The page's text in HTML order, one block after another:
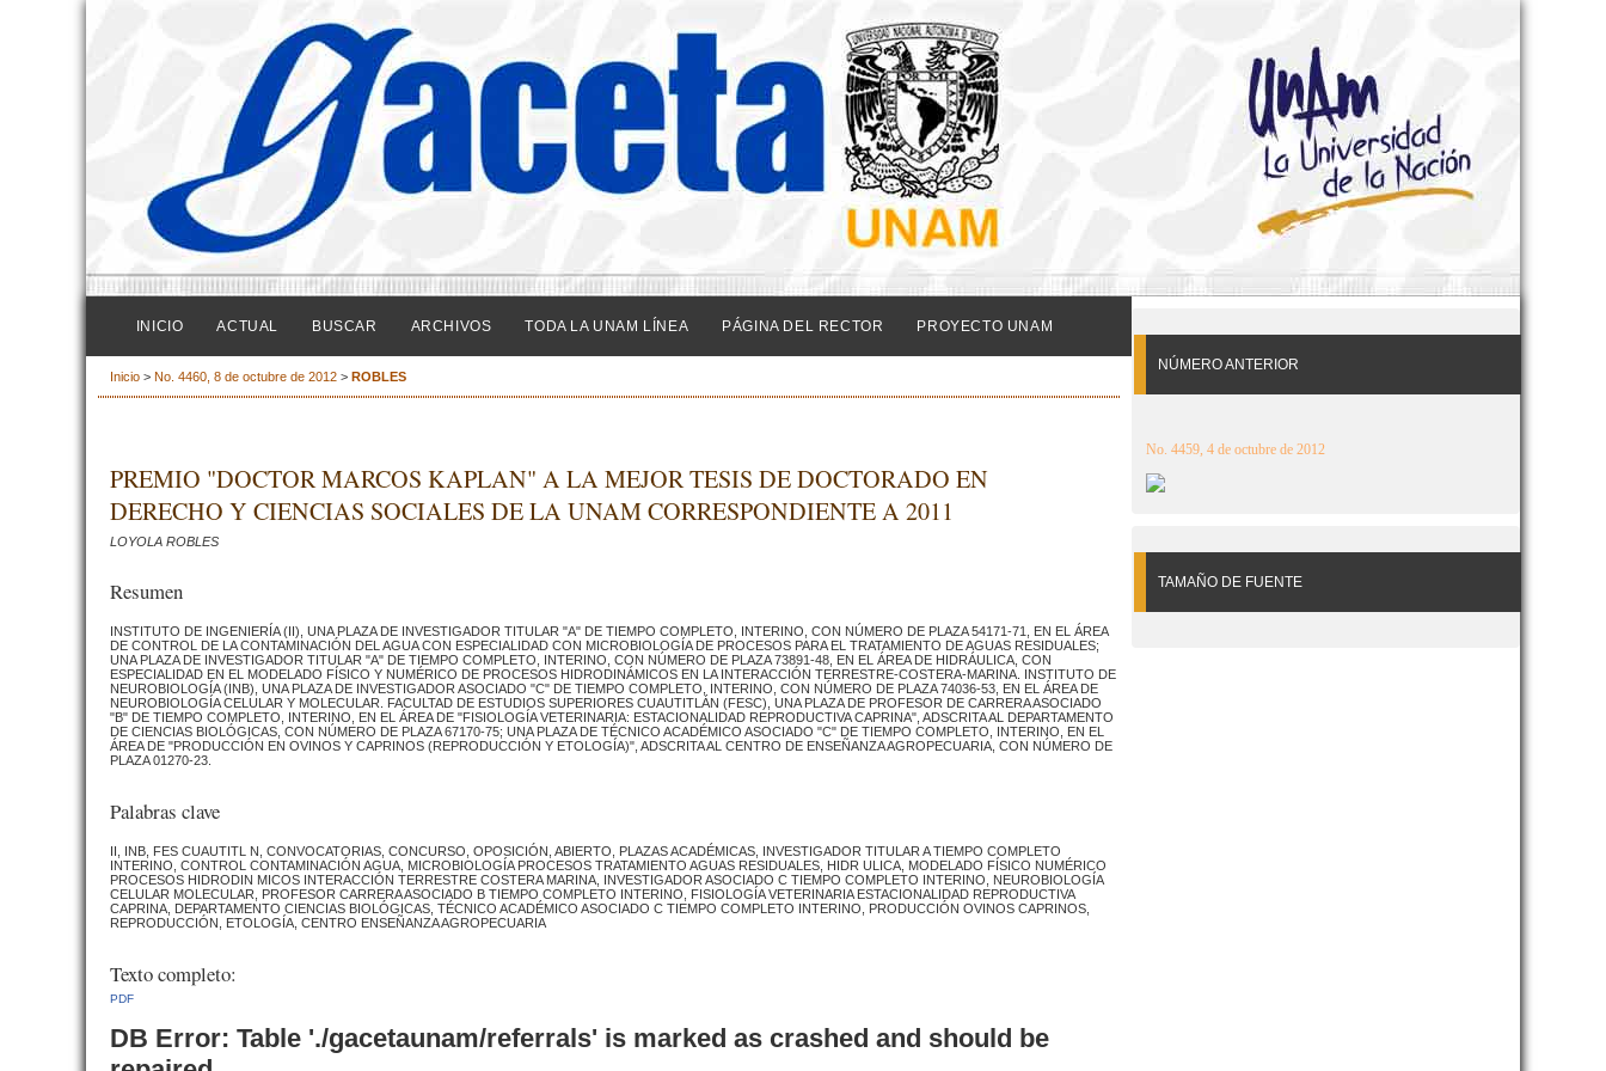
NÚMERO ANTERIOR
No. 4459, 4 de octubre de 2012
TAMAÑO DE FUENTE
INICIO ACTUAL BUSCAR ARCHIVOS TODA LA UNAM LÍNEA PÁGINA DEL RECTOR PROYECTO UNAM
Inicio > No. 4460, 8 de octubre de 2012 > ROBLES
PREMIO "DOCTOR MARCOS KAPLAN" A LA MEJOR TESIS DE DOCTORADO EN
DERECHO Y CIENCIAS SOCIALES DE LA UNAM CORRESPONDIENTE A 2011
LOYOLA ROBLES
Resumen
INSTITUTO DE INGENIERÍA (II), UNA PLAZA DE INVESTIGADOR TITULAR "A" DE TIEMPO COMPLETO, INTERINO, CON NÚMERO DE PLAZA 54171-71, EN EL ÁREA
DE CONTROL DE LA CONTAMINACIÓN DEL AGUA CON ESPECIALIDAD CON MICROBIOLOGÍA DE PROCESOS PARA EL TRATAMIENTO DE AGUAS RESIDUALES;
UNA PLAZA DE INVESTIGADOR TITULAR "A" DE TIEMPO COMPLETO, INTERINO, CON NÚMERO DE PLAZA 73891-48, EN EL ÁREA DE HIDRÁULICA, CON
ESPECIALIDAD EN EL MODELADO FÍSICO Y NUMÉRICO DE PROCESOS HIDRODINÁMICOS EN LA INTERACCIÓN TERRESTRE-COSTERA-MARINA. INSTITUTO DE
NEUROBIOLOGÍA (INB), UNA PLAZA DE INVESTIGADOR ASOCIADO "C" DE TIEMPO COMPLETO, INTERINO, CON NÚMERO DE PLAZA 74036-53, EN EL ÁREA DE
NEUROBIOLOGÍA CELULAR Y MOLECULAR. FACULTAD DE ESTUDIOS SUPERIORES CUAUTITLÁN (FESC), UNA PLAZA DE PROFESOR DE CARRERA ASOCIADO
"B" DE TIEMPO COMPLETO, INTERINO, EN EL ÁREA DE "FISIOLOGÍA VETERINARIA: ESTACIONALIDAD REPRODUCTIVA CAPRINA", ADSCRITA AL DEPARTAMENTO
DE CIENCIAS BIOLÓGICAS, CON NÚMERO DE PLAZA 67170-75; UNA PLAZA DE TÉCNICO ACADÉMICO ASOCIADO "C" DE TIEMPO COMPLETO, INTERINO, EN EL
ÁREA DE "PRODUCCIÓN EN OVINOS Y CAPRINOS (REPRODUCCIÓN Y ETOLOGÍA)", ADSCRITA AL CENTRO DE ENSEÑANZA AGROPECUARIA, CON NÚMERO DE
PLAZA 01270-23.
Palabras clave
II, INB, FES CUAUTITL N, CONVOCATORIAS, CONCURSO, OPOSICIÓN, ABIERTO, PLAZAS ACADÉMICAS, INVESTIGADOR TITULAR A TIEMPO COMPLETO
INTERINO, CONTROL CONTAMINACIÓN AGUA, MICROBIOLOGÍA PROCESOS TRATAMIENTO AGUAS RESIDUALES, HIDR ULICA, MODELADO FÍSICO NUMÉRICO
PROCESOS HIDRODIN MICOS INTERACCIÓN TERRESTRE COSTERA MARINA, INVESTIGADOR ASOCIADO C TIEMPO COMPLETO INTERINO, NEUROBIOLOGÍA
CELULAR MOLECULAR, PROFESOR CARRERA ASOCIADO B TIEMPO COMPLETO INTERINO, FISIOLOGÍA VETERINARIA ESTACIONALIDAD REPRODUCTIVA
CAPRINA, DEPARTAMENTO CIENCIAS BIOLÓGICAS, TÉCNICO ACADÉMICO ASOCIADO C TIEMPO COMPLETO INTERINO, PRODUCCIÓN OVINOS CAPRINOS,
REPRODUCCIÓN, ETOLOGÍA, CENTRO ENSEÑANZA AGROPECUARIA
Texto completo:
PDF
DB Error: Table './gacetaunam/referrals' is marked as crashed and should be